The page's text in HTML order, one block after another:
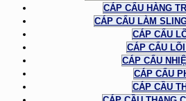
CÁP CẨU HÀNG
CÁP CẨU LÀM
CÁP CẨU
CÁP CẨU
CÁP CẨU
CÁP CẨU
CÁP CẦU